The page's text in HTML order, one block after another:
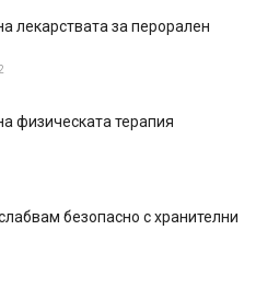
лекарствата за перорален
физическата терапия
безопасно с хранителни